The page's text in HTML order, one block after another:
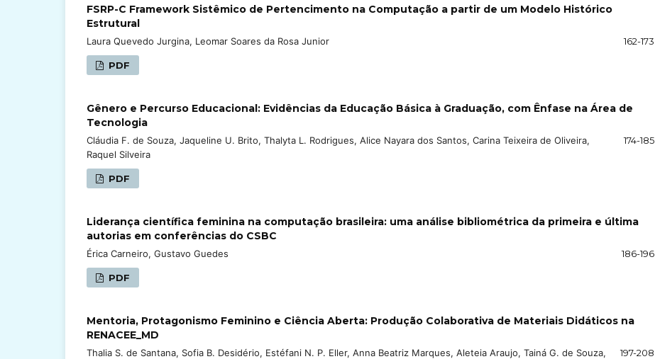
FSRP-C Framework Sistêmico de Pertencimento na Computação a partir de um Modelo Histórico
Estrutural
Laura Quevedo Jurgina, Leomar Soares da Rosa Junior 162-173
PDF
Gênero e Percurso Educacional: Evidências da Educação Básica à Graduação, com Ênfase na Área de
Tecnologia
Cláudia F. de Souza, Jaqueline U. Brito, Thalyta L. Rodrigues, Alice Nayara dos Santos, Carina Teixeira de Oliveira,
Raquel Silveira
174-185
PDF
Liderança científica feminina na computação brasileira: uma análise bibliométrica da primeira e última
autorias em conferências do CSBC
Érica Carneiro, Gustavo Guedes 186-196
PDF
Mentoria, Protagonismo Feminino e Ciência Aberta: Produção Colaborativa de Materiais Didáticos na
RENACEE_MD
Thalia S. de Santana, Sofia B. Desidério, Estéfani N. P. Eller, Anna Beatriz Marques, Aleteia Araujo, Tainá G. de Souza,
197-208